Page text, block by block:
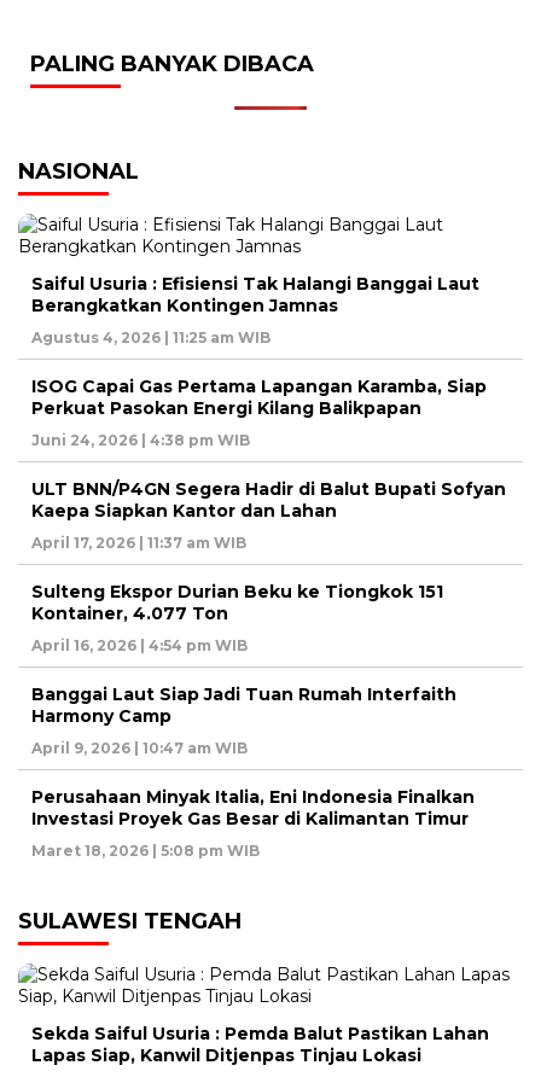
PALING BANYAK DIBACA
NASIONAL
Saiful Usuria : Efisiensi Tak Halangi Banggai Laut
Berangkatkan Kontingen Jamnas
Agustus 4, 2026 | 11:25 am WIB
ISOG Capai Gas Pertama Lapangan Karamba, Siap
Perkuat Pasokan Energi Kilang Balikpapan
Juni 24, 2026 | 4:38 pm WIB
ULT BNN/P4GN Segera Hadir di Balut Bupati Sofyan
Kaepa Siapkan Kantor dan Lahan
April 17, 2026 | 11:37 am WIB
Sulteng Ekspor Durian Beku ke Tiongkok 151
Kontainer, 4.077 Ton
April 16, 2026 | 4:54 pm WIB
Banggai Laut Siap Jadi Tuan Rumah Interfaith
Harmony Camp
April 9, 2026 | 10:47 am WIB
Perusahaan Minyak Italia, Eni Indonesia Finalkan
Investasi Proyek Gas Besar di Kalimantan Timur
Maret 18, 2026 | 5:08 pm WIB
SULAWESI TENGAH
Sekda Saiful Usuria : Pemda Balut Pastikan Lahan
Lapas Siap, Kanwil Ditjenpas Tinjau Lokasi